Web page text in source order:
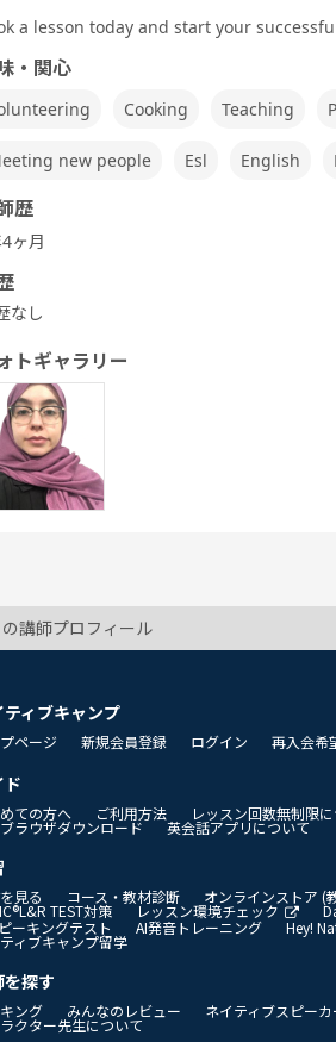
話
式)
式)
基礎 - アング 発展 - ア ング 実践 - ア
ス英会
ホリ英会
基礎
ワーホリ英会
話 実践
a lesson today and start your
・関心
Cooking Teaching
new people Esl English
歴
ヶ月
なし
トギャラリー
講師プロフィール
ティブキャンプ
ページ 新規会員登録 ログイン 再入会希
ド
ての方へ ご利用方法 レッスン回数無制限
ラウザダウンロード 英会話アプリについて
見る コース・教材診断 オンラインストア (
TEST対策 レッスン環境チェック
ーキングテスト
AI発音トレーニング Hey!
ィブキャンプ留学
探す
ング みんなのレビュー ネイティブスピー
クター先生について